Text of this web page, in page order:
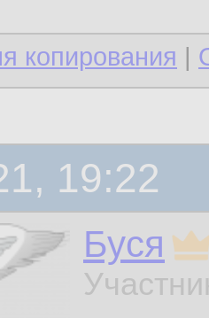
копирования |
19:22
Буся